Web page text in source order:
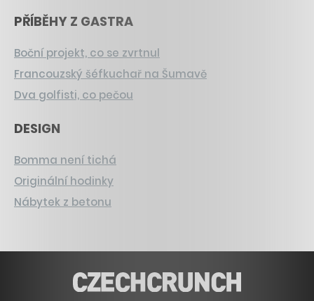
PŘÍBĚHY Z GASTRA
Boční projekt, co se zvrtnul
Francouzský šéfkuchař na Šumavě
Dva golfisti, co pečou
DESIGN
Bomma není tichá
Originální hodinky
Nábytek z betonu